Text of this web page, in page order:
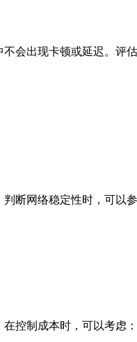
会出现卡顿或延迟。评
断网络稳定性时，可以参
控制成本时，可以考虑：